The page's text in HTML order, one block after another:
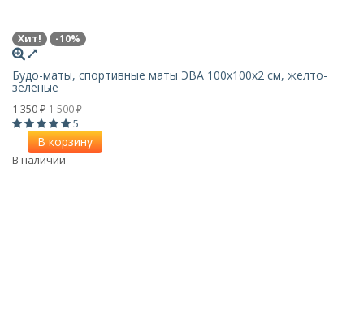
Хит! -10%
Будо-маты, спортивные маты ЭВА 100х100x2 см, желто-
зеленые
1 350 ₽ 1 500₽
5
В корзину
В наличии